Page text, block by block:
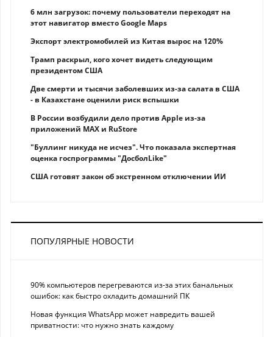
6 млн загрузок: почему пользователи переходят на
этот навигатор вместо Google Maps
Экспорт электромобилей из Китая вырос на 120%
Трамп раскрыл, кого хочет видеть следующим
президентом США
Две смерти и тысячи заболевших из-за салата в США
- в Казахстане оценили риск вспышки
В России возбудили дело против Apple из-за
приложений MAX и RuStore
"Буллинг никуда не исчез". Что показала экспертная
оценка госпрограммы "ДосболLike"
США готовят закон об экстренном отключении ИИ
ПОПУЛЯРНЫЕ НОВОСТИ
90% компьютеров перегреваются из-за этих банальных
ошибок: как быстро охладить домашний ПК
Новая функция WhatsApp может навредить вашей
приватности: что нужно знать каждому